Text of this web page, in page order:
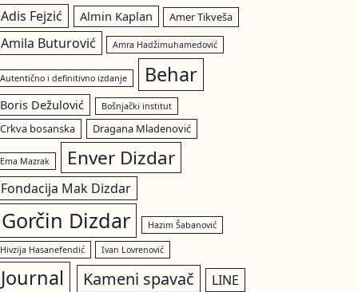
Adis Fejzić Almin Kaplan Amer Tikveša
Amila Buturović Amra Hadžimuhamedović
Autentično i definitivno izdanje Behar
Boris Dežulović Bošnjački institut
Crkva bosanska Dragana Mladenović
Ema Mazrak Enver Dizdar
Fondacija Mak Dizdar
Gorčin Dizdar Hazim Šabanović
Hivzija Hasanefendić Ivan Lovrenović
Journal Kameni spavač LINE